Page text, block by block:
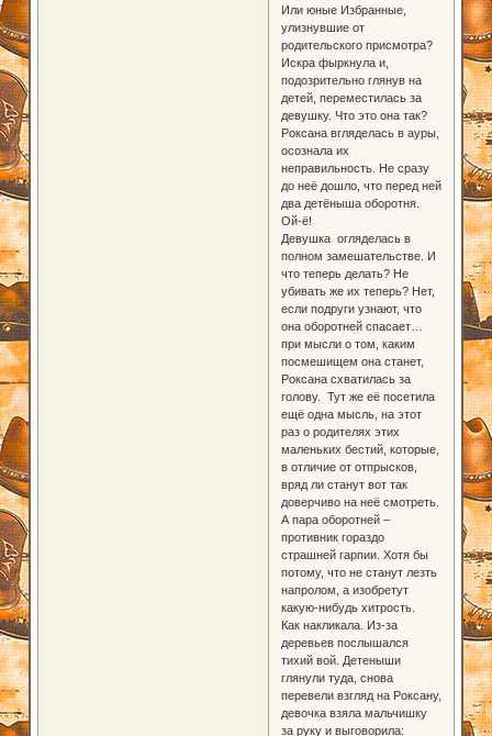
Или юные Избранные,
улизнувшие от
родительского присмотра?
Искра фыркнула и,
подозрительно глянув на
детей, переместилась за
девушку. Что это она так?
Роксана вгляделась в ауры,
осознала их
неправильность. Не сразу
до неё дошло, что перед ней
два детёныша оборотня.
Ой-ё!
Девушка огляделась в
полном замешательстве. И
что теперь делать? Не
убивать же их теперь? Нет,
если подруги узнают, что
она оборотней спасает…
при мысли о том, каким
посмешищем она станет,
Роксана схватилась за
голову. Тут же её посетила
ещё одна мысль, на этот
раз о родителях этих
маленьких бестий, которые,
в отличие от отпрысков,
вряд ли станут вот так
доверчиво на неё смотреть.
А пара оборотней –
противник гораздо
страшней гарпии. Хотя бы
потому, что не станут лезть
напролом, а изобретут
какую-нибудь хитрость.
Как накликала. Из-за
деревьев послышался
тихий вой. Детеныши
глянули туда, снова
перевели взгляд на Роксану,
девочка взяла мальчишку
за руку и выговорила: